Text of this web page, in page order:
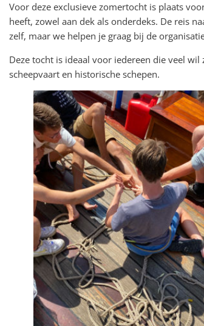
Voor deze exclusieve zomertocht is plaats
heeft, zowel aan dek als onderdeks. De reis
zelf, maar we helpen je graag bij de
Deze tocht is ideaal voor iedereen die veel
scheepvaart en historische schepen.